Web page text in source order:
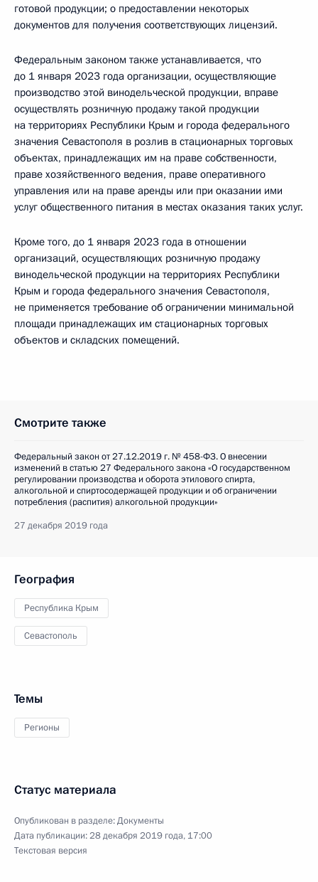
готовой продукции; о предоставлении некоторых
документов для получения соответствующих лицензий.
Федеральным законом также устанавливается, что
до 1 января 2023 года организации, осуществляющие
производство этой винодельческой продукции, вправе
осуществлять розничную продажу такой продукции
на территориях Республики Крым и города федерального
значения Севастополя в розлив в стационарных торговых
объектах, принадлежащих им на праве собственности,
праве хозяйственного ведения, праве оперативного
управления или на праве аренды или при оказании ими
услуг общественного питания в местах оказания таких услуг.
Кроме того, до 1 января 2023 года в отношении
организаций, осуществляющих розничную продажу
винодельческой продукции на территориях Республики
Крым и города федерального значения Севастополя,
не применяется требование об ограничении минимальной
площади принадлежащих им стационарных торговых
объектов и складских помещений.
Смотрите также
Федеральный закон от 27.12.2019 г. № 458-ФЗ. О внесении
изменений в статью 27 Федерального закона «О государственном
регулировании производства и оборота этилового спирта,
алкогольной и спиртосодержащей продукции и об ограничении
потребления (распития) алкогольной продукции»
27 декабря 2019 года
География
Республика Крым
Севастополь
Темы
Регионы
Статус материала
Опубликован в разделе:Документы
Дата публикации:28 декабря 2019 года, 17:00
Текстовая версия